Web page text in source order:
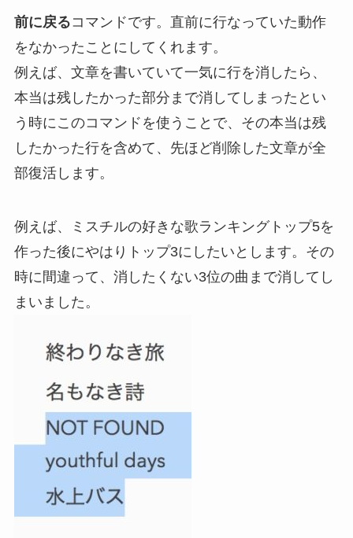
前に戻るコマンドです。直前に行なっていた動作
をなかったことにしてくれます。
例えば、文章を書いていて一気に行を消したら、
本当は残したかった部分まで消してしまったとい
う時にこのコマンドを使うことで、その本当は残
したかった行を含めて、先ほど削除した文章が全
部復活します。
例えば、ミスチルの好きな歌ランキングトップ5を
作った後にやはりトップ3にしたいとします。その
時に間違って、消したくない3位の曲まで消してし
まいました。